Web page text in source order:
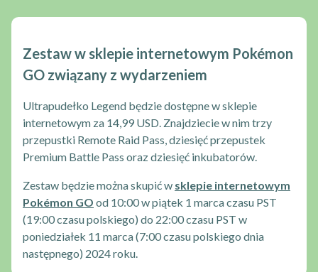
Zestaw w sklepie internetowym Pokémon
GO związany z wydarzeniem
Ultrapudełko Legend będzie dostępne w sklepie
internetowym za 14,99 USD. Znajdziecie w nim trzy
przepustki Remote Raid Pass, dziesięć przepustek
Premium Battle Pass oraz dziesięć inkubatorów.
Zestaw będzie można skupić w sklepie internetowym
Pokémon GO od 10:00 w piątek 1 marca czasu PST
(19:00 czasu polskiego) do 22:00 czasu PST w
poniedziałek 11 marca (7:00 czasu polskiego dnia
następnego) 2024 roku.